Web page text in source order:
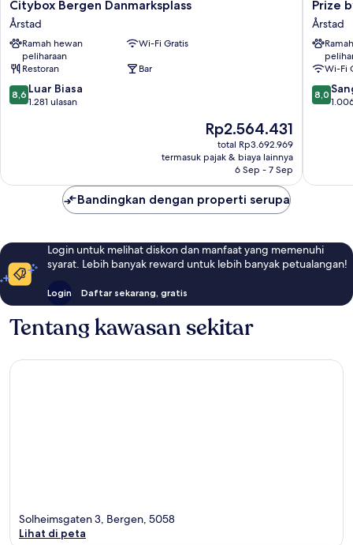
Bergen
Danmarksplass
Årstad
Citybox Bergen Danmarksplass
Årstad
Ramah hewan
peliharaan
Wi-Fi Gratis
Restoran
Bar
8.6
dari
8,6 Luar Biasa
1.281 ulasan
Harga
sekarang
Rp2.564.431
Rp2.564.431
total Rp3.692.969
termasuk pajak & biaya lainnya
6 Sep - 7 Sep
by
Bergen
Årstad
Prize
Årstad
Wi-Fi
8.0
dari
8,0
Bandingkan dengan properti serupa
Login untuk melihat diskon dan manfaat yang memenuhi
syarat. Lebih banyak reward untuk lebih banyak petualangan!
Login Daftar sekarang, gratis
Tentang kawasan sekitar
Solheimsgaten 3, Bergen, 5058
Lihat di peta